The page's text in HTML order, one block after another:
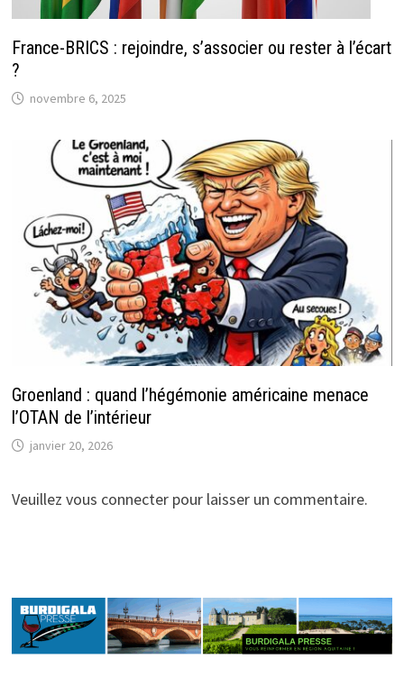
France-BRICS : rejoindre, s’associer ou rester à l’écart
?
novembre 6, 2025
Groenland : quand l’hégémonie américaine menace
l’OTAN de l’intérieur
janvier 20, 2026
Veuillez vous connecter pour laisser un commentaire.